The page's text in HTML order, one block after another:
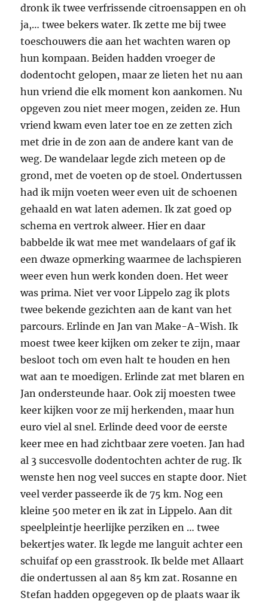
dronk ik twee verfrissende citroensappen en oh
ja,… twee bekers water. Ik zette me bij twee
toeschouwers die aan het wachten waren op
hun kompaan. Beiden hadden vroeger de
dodentocht gelopen, maar ze lieten het nu aan
hun vriend die elk moment kon aankomen. Nu
opgeven zou niet meer mogen, zeiden ze. Hun
vriend kwam even later toe en ze zetten zich
met drie in de zon aan de andere kant van de
weg. De wandelaar legde zich meteen op de
grond, met de voeten op de stoel. Ondertussen
had ik mijn voeten weer even uit de schoenen
gehaald en wat laten ademen. Ik zat goed op
schema en vertrok alweer. Hier en daar
babbelde ik wat mee met wandelaars of gaf ik
een dwaze opmerking waarmee de lachspieren
weer even hun werk konden doen. Het weer
was prima. Niet ver voor Lippelo zag ik plots
twee bekende gezichten aan de kant van het
parcours. Erlinde en Jan van Make-A-Wish. Ik
moest twee keer kijken om zeker te zijn, maar
besloot toch om even halt te houden en hen
wat aan te moedigen. Erlinde zat met blaren en
Jan ondersteunde haar. Ook zij moesten twee
keer kijken voor ze mij herkenden, maar hun
euro viel al snel. Erlinde deed voor de eerste
keer mee en had zichtbaar zere voeten. Jan had
al 3 succesvolle dodentochten achter de rug. Ik
wenste hen nog veel succes en stapte door. Niet
veel verder passeerde ik de 75 km. Nog een
kleine 500 meter en ik zat in Lippelo. Aan dit
speelpleintje heerlijke perziken en … twee
bekertjes water. Ik legde me languit achter een
schuifaf op een grasstrook. Ik belde met Allaart
die ondertussen al aan 85 km zat. Rosanne en
Stefan hadden opgegeven op de plaats waar ik